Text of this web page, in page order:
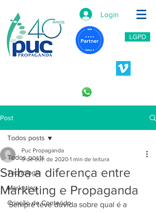
Login
LGPD
Post
Todos posts
Tecnologia
Marketing
Criação de Conteúdo
Todos posts
Saiba a diferença entre
Marketing e Propaganda
Puc Propaganda
9 de out. de 2020 1 min de leitura
Sempre teve dúvida sobre qual é a